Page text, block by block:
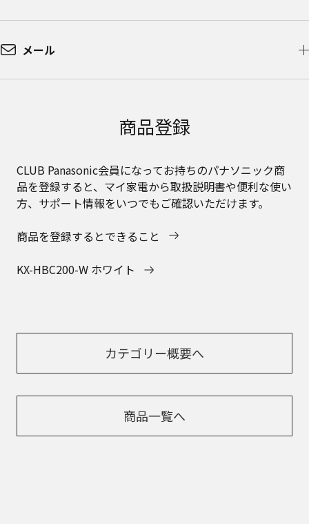
メール
商品登録
CLUB Panasonic会員になってお持ちのパナソニック商
品を登録すると、マイ家電から取扱説明書や便利な使い
方、サポート情報をいつでもご確認いただけます。
商品を登録するとできること
KX-HBC200-W ホワイト
カテゴリー概要へ
商品一覧へ